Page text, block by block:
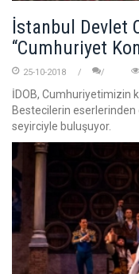
İstanbul Devlet
“Cumhuriyet
25-10-2018
İDOB, Cumhuriyetimizin
Bestecilerin
seyirciyle buluşuyor.